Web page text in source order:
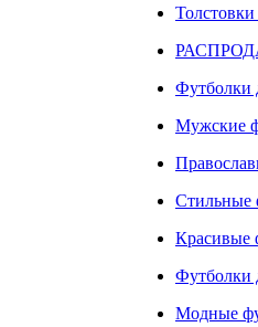
Футболки
Мужские
Стильные
Красивые
Футболки
Модные